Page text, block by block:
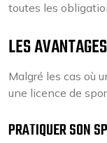
toutes les
LES
Malgré les cas où
une licence de
PRATIQUER SON